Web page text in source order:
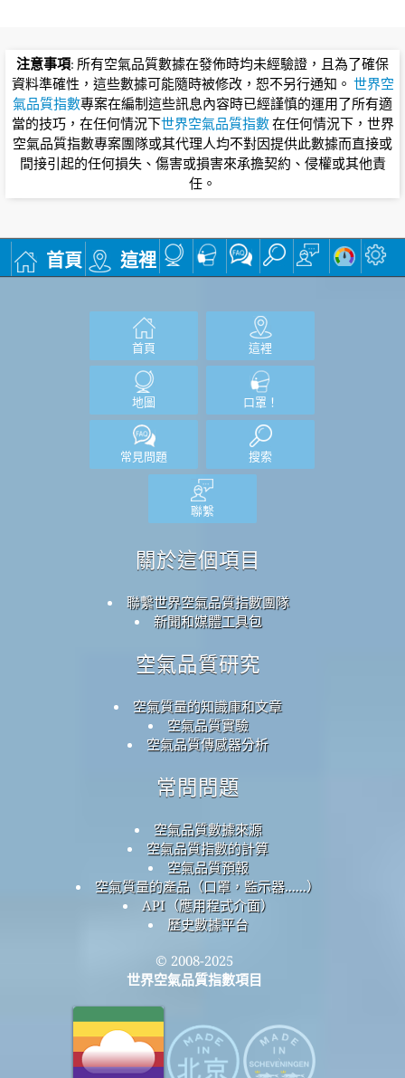
注意事項: 所有空氣品質數據在發佈時均未經驗證，且為了確保
資料準確性，這些數據可能隨時被修改，恕不另行通知。 世界空
氣品質指數專案在編制這些訊息內容時已經謹慎的運用了所有適
當的技巧，在任何情況下世界空氣品質指數在任何情況下，世界
空氣品質指數專案團隊或其代理人均不對因提供此數據而直接或
間接引起的任何損失、傷害或損害來承擔契約、侵權或其他責
任。
首頁 這裡
首頁 這裡
地圖 口罩！
常見問題 搜索
聯繫
關於這個項目
聯繫世界空氣品質指數團隊
新聞和媒體工具包
空氣品質研究
空氣質量的知識庫和文章
空氣品質實驗
空氣品質傳感器分析
常問問題
空氣品質數據來源
空氣品質指數的計算
空氣品質預報
空氣質量的產品（口罩，監示器......）
API（應用程式介面）
歷史數據平台
© 2008-2025
世界空氣品質指數項目